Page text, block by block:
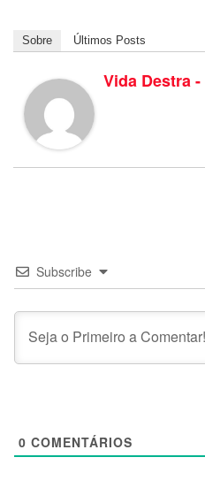
Sobre Últimos Posts
Vida Destra
Subscribe
0 COMENTÁRIOS